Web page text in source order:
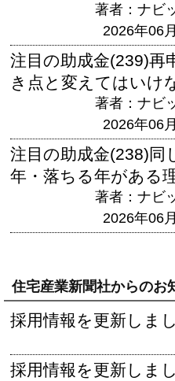
著者：ナビ
2026年06
注目の助成金(239)再
き点と変えてはいけ
著者：ナビ
2026年06
注目の助成金(238)同
年・落ちる年がある
著者：ナビ
2026年06
住宅産業新聞社からのお
採用情報を更新しま
採用情報を更新しま